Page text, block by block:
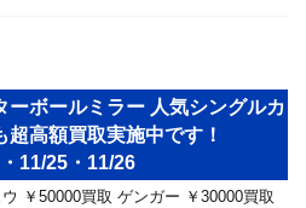
ーボールミラー 人気シングルカ
超高額買取実施中です！
11/25・11/26
￥50000買取 ゲンガー ￥30000買取